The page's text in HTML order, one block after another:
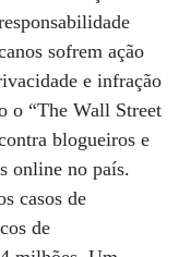
sofrem ação
e infração
o “The Wall Street
blogueiros e
online no país.
casos de
de